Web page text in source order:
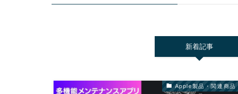
新着記事
Apple製品・関連商品